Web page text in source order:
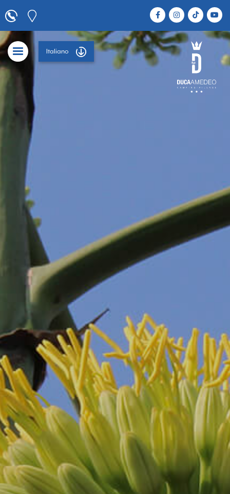
Italiano